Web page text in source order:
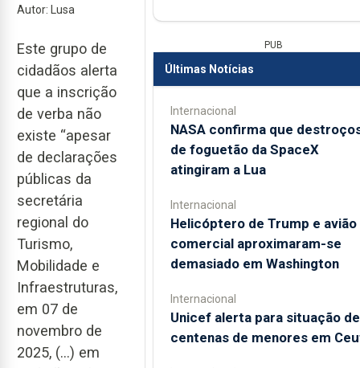
Autor: Lusa
Este grupo de
cidadãos alerta
que a inscrição
de verba não
existe “apesar
de declarações
públicas da
secretária
regional do
Turismo,
Mobilidade e
Infraestruturas,
em 07 de
novembro de
2025, (…) em
PUB
Últimas Notícias
Internacional
NASA confirma que
de foguetão da SpaceX
atingiram a Lua
Internacional
Helicóptero de Trump e avião
comercial aproximaram-se
demasiado em Washington
Internacional
Unicef alerta para situação de
centenas de menores em